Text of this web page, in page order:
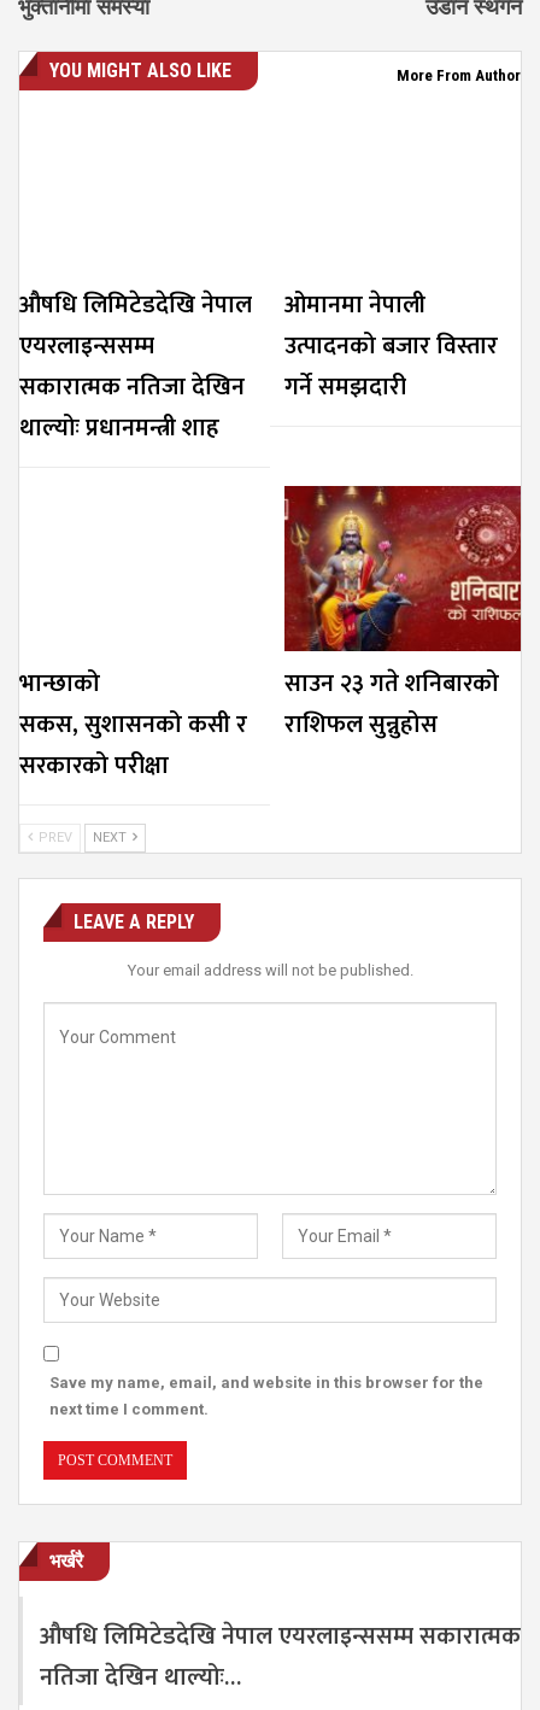
भुक्तानीमा समस्या उडान स्थगन
YOU MIGHT ALSO LIKE More From Author
औषधि लिमिटेडदेखि नेपाल
एयरलाइन्ससम्म
सकारात्मक नतिजा देखिन
थाल्योः प्रधानमन्त्री शाह
ओमानमा नेपाली
उत्पादनको बजार विस्तार
गर्ने समझदारी
भान्छाको
सकस, सुशासनको कसी र
सरकारको परीक्षा
साउन २३ गते शनिबारको
राशिफल सुन्नुहोस
PREV NEXT
LEAVE A REPLY
Your email address will not be published.
Save my name, email, and website in this browser for the
next time I comment.
भर्खरै
औषधि लिमिटेडदेखि नेपाल एयरलाइन्ससम्म सकारात्मक
नतिजा देखिन थाल्योः…